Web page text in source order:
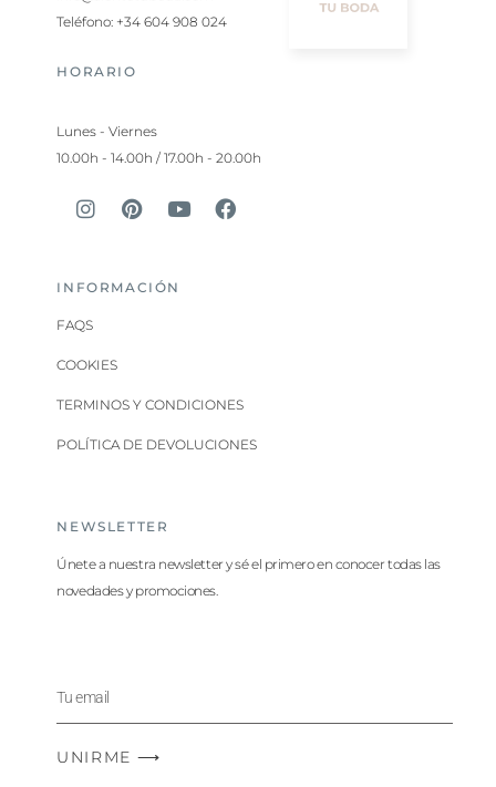
Teléfono: +34 604 908 024
HORARIO
Lunes - Viernes
10.00h - 14.00h / 17.00h - 20.00h
INFORMACIÓN
FAQS
COOKIES
TERMINOS Y CONDICIONES
POLÍTICA DE DEVOLUCIONES
NEWSLETTER
Únete a nuestra newsletter y sé el primero en conocer todas las
novedades y promociones.
UNIRME ⟶